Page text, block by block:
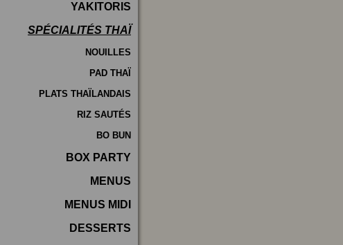
YAKITORIS
SPÉCIALITÉS THAÏ
NOUILLES
PAD THAÏ
PLATS THAÏLANDAIS
RIZ SAUTÉS
BO BUN
BOX PARTY
MENUS
MENUS MIDI
DESSERTS